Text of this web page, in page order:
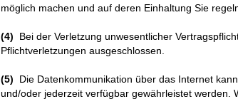
möglich machen und auf deren Einhaltung Sie
(4) Bei der Verletzung unwesentlicher
Pflichtverletzungen ausgeschlossen.
(5)
Die Datenkommunikation über das Internet
und/oder jederzeit verfügbar gewährleistet werden.